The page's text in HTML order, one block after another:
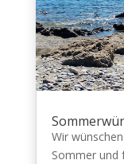
Wir
Sommer und